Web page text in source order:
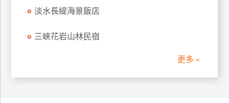
淡水長緹海景飯店
三峽花岩山林民宿
更多 »